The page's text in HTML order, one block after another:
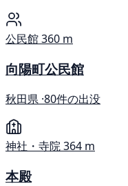
公民館360 m
向陽町公民館
秋田県 ·80件の出没
神社・寺院364 m
本殿